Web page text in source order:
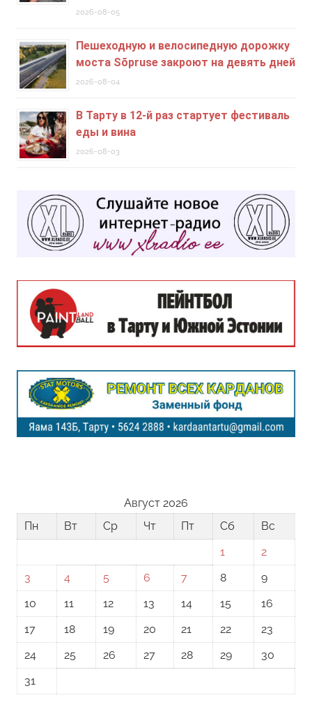
2026-08-05
Пешеходную и велосипедную дорожку
моста Sõpruse закроют на девять дней
2026-08-04
В Тарту в 12-й раз стартует фестиваль
еды и вина
2026-08-03
Август 2026
Пн
Вт Ср Чт Пт Сб
Вс
1
2
3
4 5 6 7 8
9
10
11 12 13 14 15
16
17
18 19 20 21 22
23
24
25 26 27 28 29
30
31